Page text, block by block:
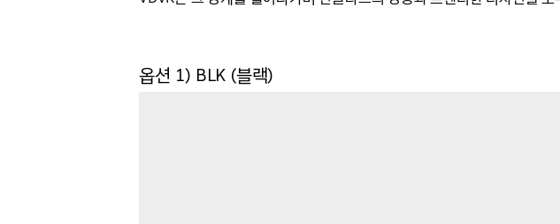
옵션 1) BLK (블랙)